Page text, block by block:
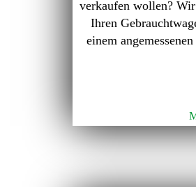
verkaufen wollen?
Ihren
einem